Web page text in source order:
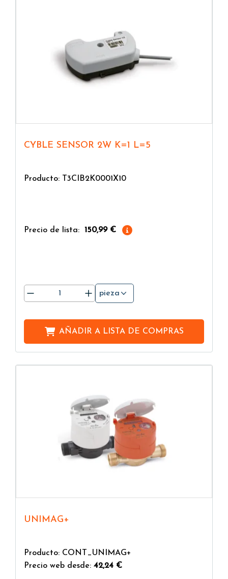
CYBLE SENSOR 2W K=1 L=5
Producto: T3CIB2K0001X10
Precio de lista: 150,99 €
pieza
AÑADIR ALISTA DE COMPRAS
UNIMAG+
Producto: CONT_UNIMAG+
Precio web desde: 42,24 €